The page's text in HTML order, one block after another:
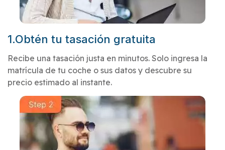
1.Obtén tu tasación gratuita
Recibe una tasación justa en minutos. Solo ingresa la
matrícula de tu coche o sus datos y descubre su
precio estimado al instante.